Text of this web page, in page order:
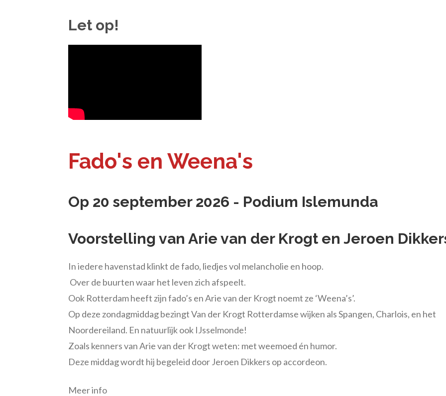
Let op!
Fado's en Weena's
Op 20 september 2026 - Podium Islemunda
Voorstelling van Arie van der Krogt en Jeroen
In iedere havenstad klinkt de fado, liedjes vol melancholie en hoop.
Over de buurten waar het leven zich afspeelt.
Ook Rotterdam heeft zijn fado’s en Arie van der Krogt noemt ze ‘Weena’s’.
Op deze zondagmiddag bezingt Van der Krogt Rotterdamse wijken als Spangen, Charlois, en het
Noordereiland. En natuurlijk ook IJsselmonde!
Zoals kenners van Arie van der Krogt weten: met weemoed én humor.
Deze middag wordt hij begeleid door Jeroen Dikkers op accordeon.
Meer info